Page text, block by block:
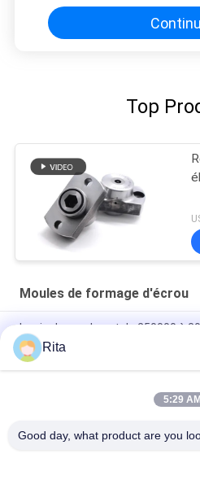
Top
Moules de formage d'écrou
La vie du moule est de 250000 à
Moule de formage d'écrou en
hexagonal, taille personnalisée,
Formation de matrices de noix de
Rita
5:29 AM
Good day, what product are you